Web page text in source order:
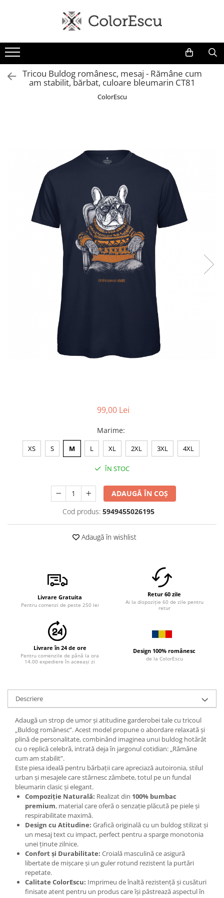
Toate produsele
Tricouri
Tricouri bărbați
Tricouri damă
Bluze si hanorace bărbați
Bluze si hanorace damă
Bluze de trening | Bluze tehnice
Pantaloni
Șepci și căciuli
Simboluri tradiționale
Tricouri cu mesaje de bine
Tricouri de poveste
Colecții speciale
Tricou Buldog românesc, mesaj - Rămâne cum
am stabilit, bărbat, culoare bleumarin CT81
ColorEscu
99,00 Lei
Marime:
XS S M L XL 2XL 3XL 4XL
ÎN STOC
ADAUGĂ ÎN COȘ
Cod produs: 5949455026195
Adaugă în wishlist
Livrare Gratuita
Pentru comenzi de peste 250 lei
Retur 60 zile
Ai la dispoziție 60 de zile pentru
retur
Livrare în 24 de ore
Pentru comenzile de până la ora
14.00 expediere în aceeași zi
Design 100% românesc
de la ColorEscu
Descriere
Adaugă un strop de umor și atitudine garderobei tale cu tricoul
„Buldog românesc”. Acest model propune o abordare relaxată și
plină de personalitate, combinând imaginea unui buldog hotărât
cu o replică celebră, intrată deja în jargonul cotidian: „Rămâne
cum am stabilit”.
Este piesa ideală pentru bărbații care apreciază autoironia, stilul
urban și mesajele care stârnesc zâmbete, totul pe un fundal
bleumarin clasic și elegant.
Compoziție Naturală: Realizat din 100% bumbac
premium, material care oferă o senzație plăcută pe piele și
respirabilitate maximă.
Design cu Atitudine: Grafică originală cu un buldog stilizat și
un mesaj text cu impact, perfect pentru a sparge monotonia
unei ținute zilnice.
Confort și Durabilitate: Croială masculină ce asigură
libertate de mișcare și un guler rotund rezistent la purtări
repetate.
Calitate ColorEscu: Imprimeu de înaltă rezistență și cusături
finisate atent pentru un produs care își păstrează aspectul în